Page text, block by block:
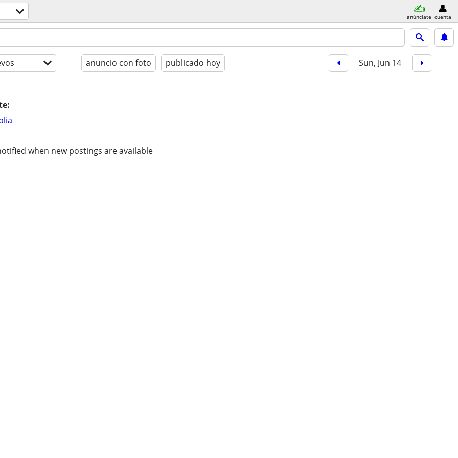
anúnciate cuenta
anuncio con foto publicado hoy Sun, Jun 14
when new postings are available